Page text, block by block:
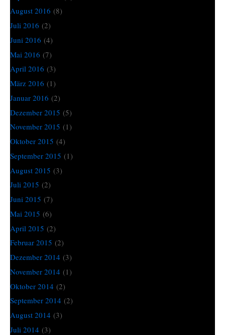
August 2016 (8)
Juli 2016 (2)
Juni 2016 (4)
Mai 2016 (7)
April 2016 (3)
März 2016 (1)
Januar 2016 (2)
Dezember 2015 (5)
November 2015 (1)
Oktober 2015 (4)
September 2015 (1)
August 2015 (3)
Juli 2015 (2)
Juni 2015 (7)
Mai 2015 (6)
April 2015 (2)
Februar 2015 (2)
Dezember 2014 (3)
November 2014 (1)
Oktober 2014 (2)
September 2014 (2)
August 2014 (3)
Juli 2014 (3)